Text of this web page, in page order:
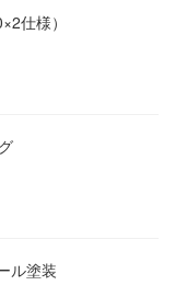
仕様）
ル塗装